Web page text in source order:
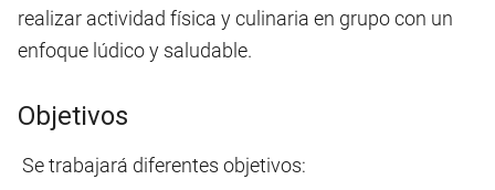
realizar actividad física y culinaria en grupo con un
enfoque lúdico y saludable.
Objetivos
Se trabajará diferentes objetivos: